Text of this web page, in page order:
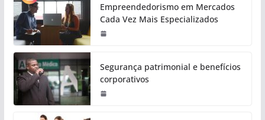
Empreendedorismo em Mercados
Cada Vez Mais Especializados
Segurança patrimonial e benefícios
corporativos